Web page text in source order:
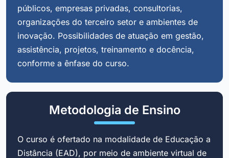
públicos, empresas privadas, consultorias,
organizações do terceiro setor e ambientes de
inovação. Possibilidades de atuação em gestão,
assistência, projetos, treinamento e docência,
conforme a ênfase do curso.
Metodologia de Ensino
O curso é ofertado na modalidade de Educação a
Distância (EAD), por meio de ambiente virtual de